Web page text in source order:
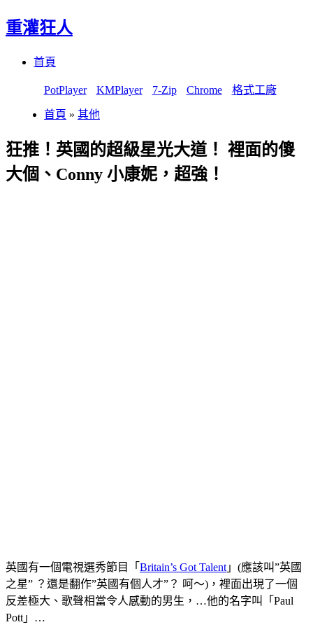
重灌狂人
首頁
PotPlayer KMPlayer 7-Zip Chrome 格式工廠
首頁 » 其他
狂推！英國的超級星光大道！ 裡面的傻
大個、Conny 小康妮，超強！
英國有一個電視選秀節目「 Britain’s Got Talent 」(應該叫”英國
之星” ？還是翻作”英國有個人才”？ 呵～)，裡面出現了一個
反差極大、歌聲相當令人感動的男生，…他的名字叫「Paul
Pott」…